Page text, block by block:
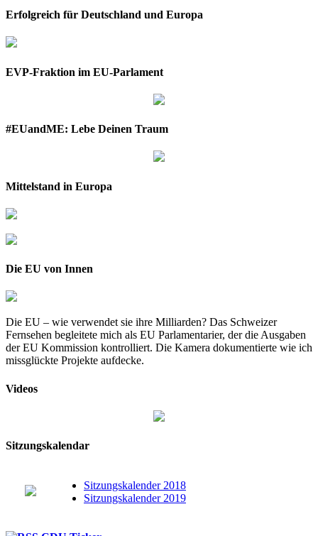
Erfolgreich für Deutschland und Europa
EVP-Fraktion im EU-Parlament
#EUandME: Lebe Deinen Traum
Mittelstand in Europa
Die EU von Innen
Die EU – wie verwendet sie ihre Milliarden? Das Schweizer
Fernsehen begleitete mich als EU Parlamentarier, der die Ausgaben
der EU Kommission kontrolliert. Die Kamera dokumentierte wie ich
missglückte Projekte aufdecke.
Videos
Sitzungskalendar
Sitzungskalender 2018
Sitzungskalender 2019